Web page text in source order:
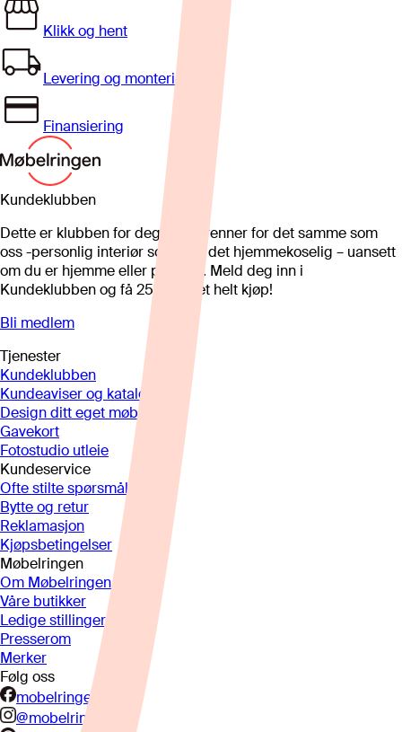
Klikk og hent
Levering og montering
Finansiering
Kundeklubben
Dette er klubben for deg som brenner for det samme som
oss -personlig interiør som gjør det hjemmekoselig – uansett
om du er hjemme eller på hytta. Meld deg inn i
Kundeklubben og få 25%* på et helt kjøp!
Bli medlem
Tjenester
Kundeklubben
Kundeaviser og kataloger
Design ditt eget møbel
Gavekort
Fotostudio utleie
Kundeservice
Ofte stilte spørsmål
Bytte og retur
Reklamasjon
Kjøpsbetingelser
Møbelringen
Om Møbelringen
Våre butikker
Ledige stillinger
Presserom
Merker
Følg oss
mobelringen.no
@mobelringen